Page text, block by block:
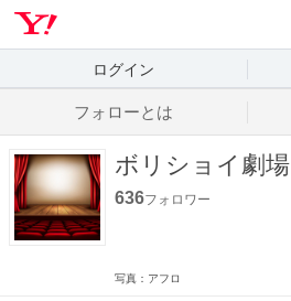
ログイン
フォローとは
ボリショイ劇場
636フォロワー
写真：アフロ